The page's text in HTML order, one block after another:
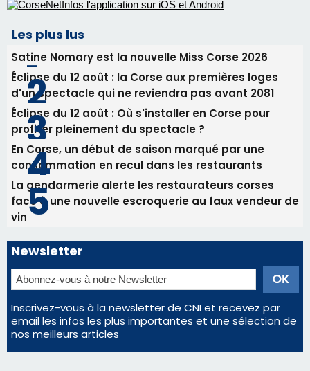
consommation en recul dans les restaurants
face à une nouvelle escroquerie au faux vendeur de
vin
Newsletter
Inscrivez-vous à la newsletter de CNI et recevez par
email les infos les plus importantes et une sélection de
nos meilleurs articles
Régie publicitaire
Nous contacter